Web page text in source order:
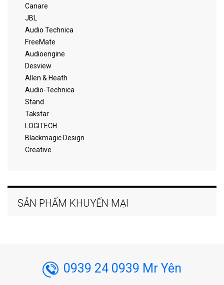
Canare
JBL
Audio Technica
FreeMate
Audioengine
Desview
Allen & Heath
Audio-Technica
Stand
Takstar
LOGITECH
Blackmagic Design
Creative
SẢN PHẨM KHUYẾN MẠI
0939 24 0939 Mr Yên